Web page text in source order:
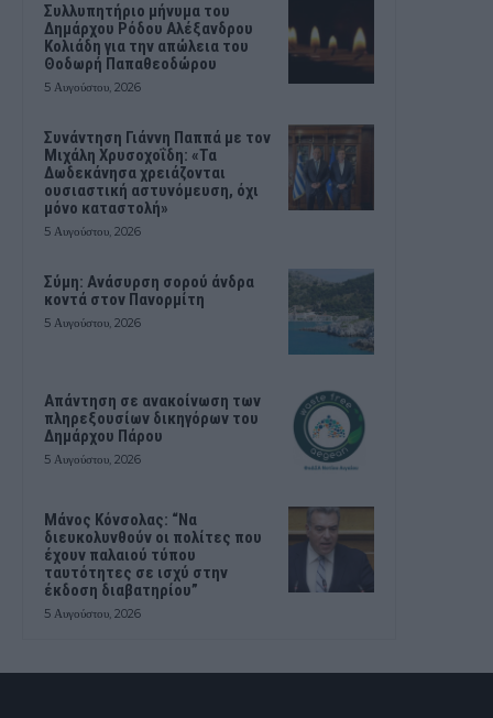
Συλλυπητήριο μήνυμα του
Δημάρχου Ρόδου Αλέξανδρου
Κολιάδη για την απώλεια του
Θοδωρή Παπαθεοδώρου
5 Αυγούστου, 2026
Συνάντηση Γιάννη Παππά με τον
Μιχάλη Χρυσοχοΐδη: «Τα
Δωδεκάνησα χρειάζονται
ουσιαστική αστυνόμευση, όχι
μόνο καταστολή»
5 Αυγούστου, 2026
Σύμη: Ανάσυρση σορού άνδρα
κοντά στον Πανορμίτη
5 Αυγούστου, 2026
Απάντηση σε ανακοίνωση των
πληρεξουσίων δικηγόρων του
Δημάρχου Πάρου
5 Αυγούστου, 2026
Μάνος Κόνσολας: “Να
διευκολυνθούν οι πολίτες που
έχουν παλαιού τύπου
ταυτότητες σε ισχύ στην
έκδοση διαβατηρίου”
5 Αυγούστου, 2026